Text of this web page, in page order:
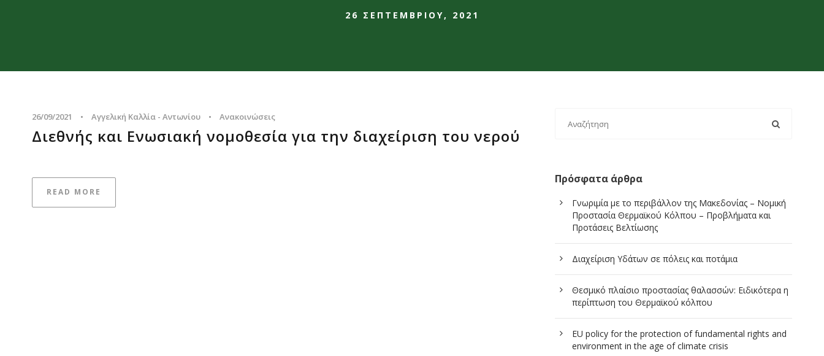
26 ΣΕΠΤΕΜΒΡΊΟΥ, 2021
26/09/2021 • Αγγελική Καλλία - Αντωνίου • Ανακοινώσεις
Διεθνής και Ενωσιακή νομοθεσία για την διαχείριση του νερού
READ MORE
Πρόσφατα άρθρα
Γνωριμία με το περιβάλλον της Μακεδονίας – Νομική
Προστασία Θερμαϊκού Κόλπου – Προβλήματα και
Προτάσεις Βελτίωσης
Διαχείριση Υδάτων σε πόλεις και ποτάμια
Θεσμικό πλαίσιο προστασίας θαλασσών: Ειδικότερα η
περίπτωση του Θερμαϊκού κόλπου
EU policy for the protection of fundamental rights and
environment in the age of climate crisis